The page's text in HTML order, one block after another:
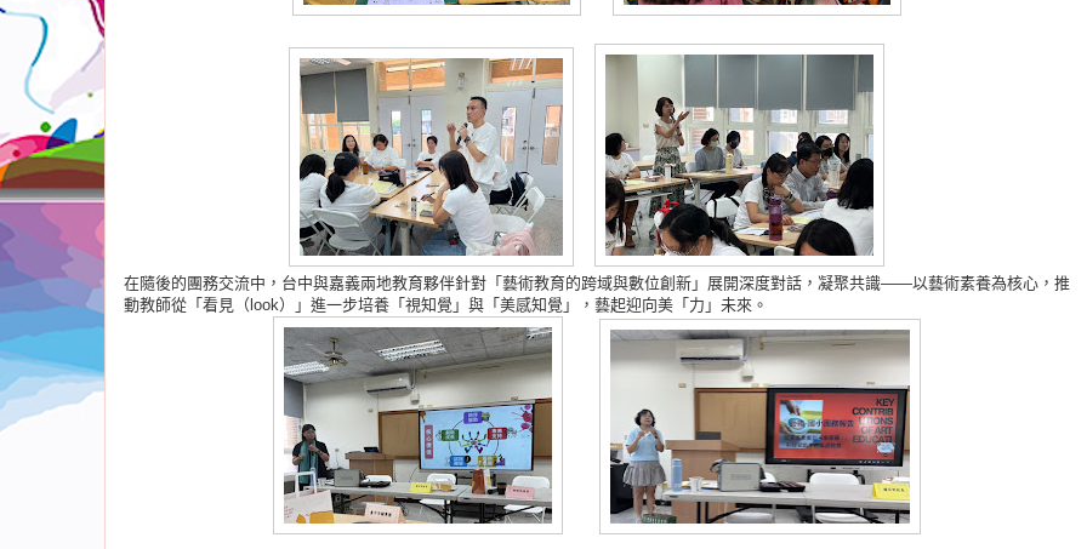
在隨後的團務交流中，台中與嘉義兩地教育夥伴針對「藝術教育的跨域與數位創新」展開深度對話，凝聚共識——以藝術素養為核心，推
動教師從「看見（look）」進一步培養「視知覺」與「美感知覺」，藝起迎向美「力」未來。